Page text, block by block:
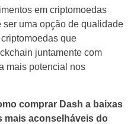
em criptomoedas
uma opção de qualidade
que
juntamente com
mais potencial nos
comprar Dash a baixas
mais aconselháveis do